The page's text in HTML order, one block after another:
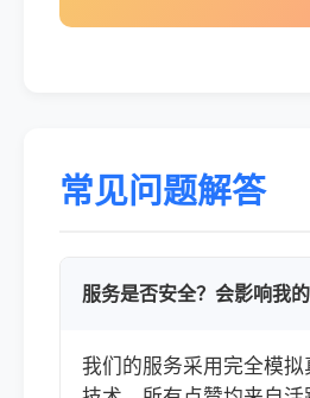
常见问题解答
服务是否安全？会影响我的
我们的服务采用完全模